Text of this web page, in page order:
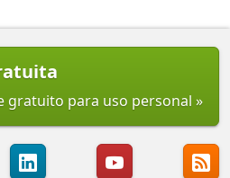
gratuito para uso personal